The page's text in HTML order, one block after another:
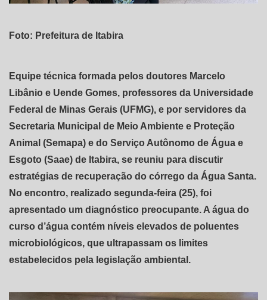
Foto: Prefeitura de Itabira
Equipe técnica formada pelos doutores Marcelo
Libânio e Uende Gomes, professores da Universidade
Federal de Minas Gerais (UFMG), e por servidores da
Secretaria Municipal de Meio Ambiente e Proteção
Animal (Semapa) e do Serviço Autônomo de Água e
Esgoto (Saae) de Itabira, se reuniu para discutir
estratégias de recuperação do córrego da Água Santa.
No encontro, realizado segunda-feira (25), foi
apresentado um diagnóstico preocupante. A água do
curso d’água contém níveis elevados de poluentes
microbiológicos, que ultrapassam os limites
estabelecidos pela legislação ambiental.